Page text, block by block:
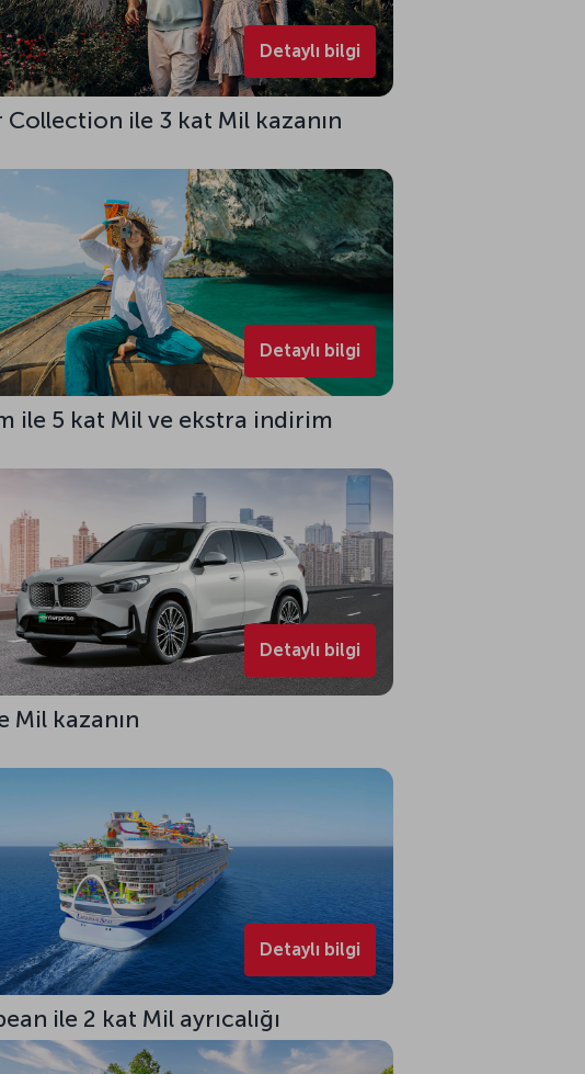
Detaylı bilgi
Collection ile 3 kat Mil kazanın
Detaylı bilgi
ile 5 kat Mil ve ekstra indirim
Detaylı bilgi
Mil kazanın
Detaylı bilgi
ile 2 kat Mil ayrıcalığı